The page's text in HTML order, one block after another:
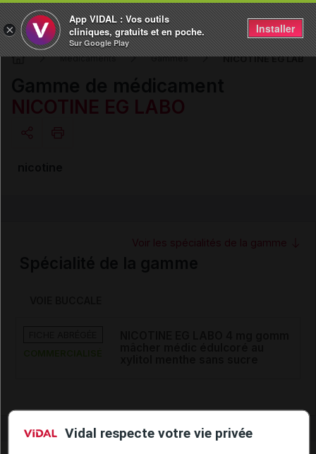
Médicaments Gammes NICOTINE EG LABO
NICOTINE EG LABO
Voir les spécialités de la gamme
×
App VIDAL : Vos outils
cliniques, gratuits et en poche.
Sur Google Play
Installer
Vidal respecte votre vie privée